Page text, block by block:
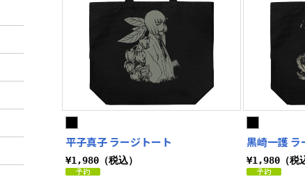
平子真子 ラージトート
¥1,980（税込）
黒崎一護 ラ
¥1,980（税